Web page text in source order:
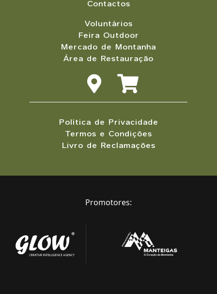
Contactos
Voluntários
Feira Outdoor
Mercado de Montanha
Área de Restauração
Política de Privacidade
Termos e Condições
Livro de Reclamações
Promotores: